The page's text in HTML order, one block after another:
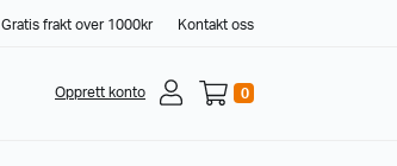
Gratis frakt over 1000kr Kontakt oss
Opprett konto 0